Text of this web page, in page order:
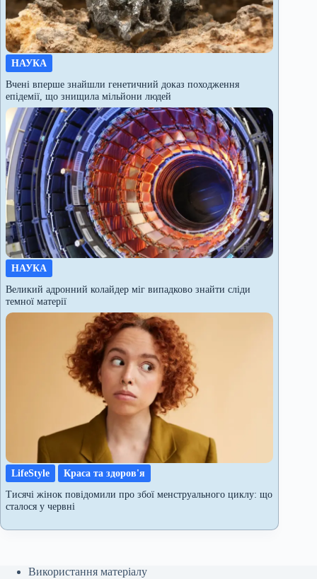
НАУКА
Вчені вперше знайшли генетичний доказ походження
епідемії, що знищила мільйони людей
НАУКА
Великий адронний колайдер міг випадково знайти сліди
темної матерії
LifeStyle
Краса та здоров'я
Тисячі жінок повідомили про збої менструального циклу: що
сталося у червні
Використання матеріалу